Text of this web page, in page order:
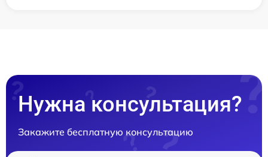
Нужна консультация?
Закажите бесплатную консультацию